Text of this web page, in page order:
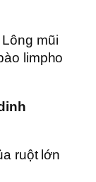
mũi
limpho
ruột lớn